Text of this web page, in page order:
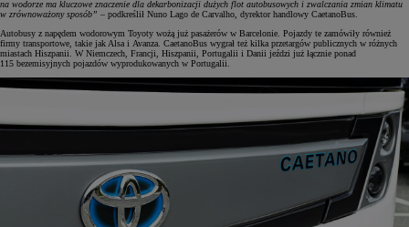
na wodorze ma kluczowe znaczenie dla dekarbonizacji dużych flot autobusowych i zwalczania zmian klimatu
w zrównoważony sposób” – podkreślił Nuno Lago de Carvalho, dyrektor handlowy CaetanoBus.
Autobusy z napędem wodorowym Toyoty wożą już pasażerów w Barcelonie. Pojazdy te zamówiły również
firmy transportowe, takie jak Alsa i Avanza. CaetanoBus wygrał też kilka przetargów publicznych w różnych
miastach Hiszpanii. W Niemczech, Francji, Hiszpanii, Portugalii i Danii jeździ już łącznie ponad
115 bezemisyjnych pojazdów wyprodukowanych w Portugalii.